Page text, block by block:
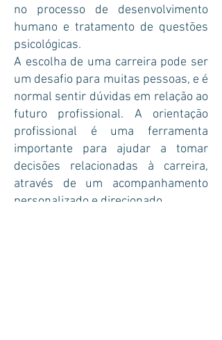
no processo de desenvolvimento
humano e tratamento de questões
psicológicas.
A escolha de uma carreira pode ser
um desafio para muitas pessoas, e é
normal sentir dúvidas em relação ao
futuro profissional. A orientação
profissional é uma ferramenta
importante para ajudar a tomar
decisões relacionadas à carreira,
através de um acompanhamento
personalizado e direcionado.